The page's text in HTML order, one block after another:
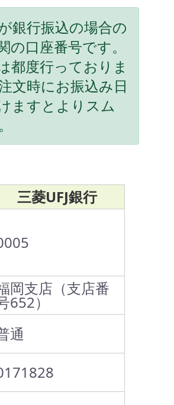
銀行振込の場合の
の口座番号です。
都度行っておりま
文時にお振込み日
ますとよりスム
三菱UFJ銀行
岡支店（支店番
652）
通